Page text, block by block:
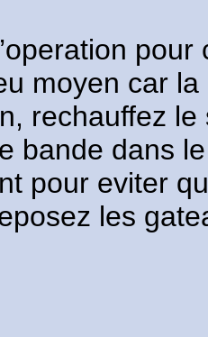
moyen car
rechauffez
bande dans
pour eviter
les